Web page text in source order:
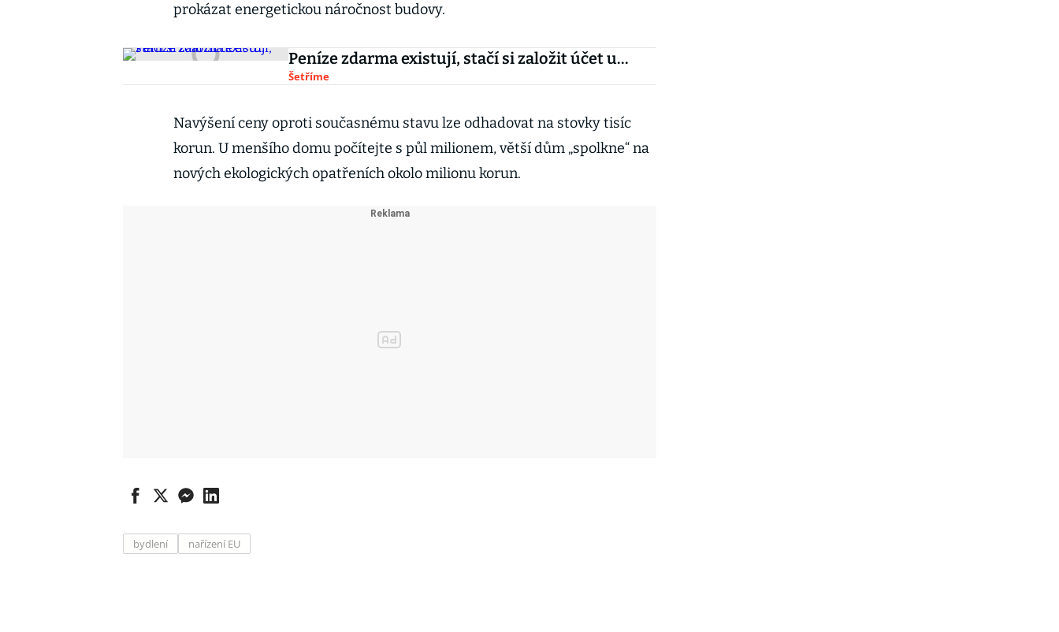
prokázat energetickou náročnost budovy.
Peníze zdarma existují, stačí si založit účet u...
Šetříme
Navýšení ceny oproti současnému stavu lze odhadovat na stovky tisíc
korun. U menšího domu počítejte s půl milionem, větší dům „spolkne“ na
nových ekologických opatřeních okolo milionu korun.
bydlení nařízení EU